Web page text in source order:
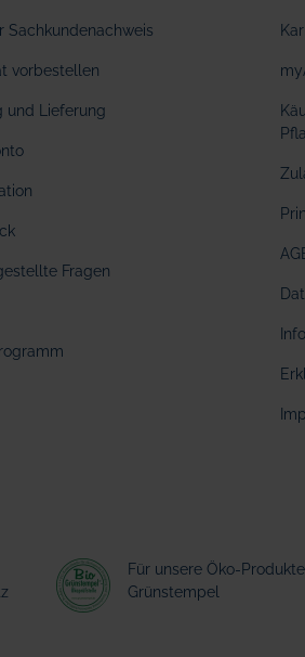
Sachkundenachweis
vorbestellen
und Lieferung
Fragen
Für unsere Öko-
Grünstempel